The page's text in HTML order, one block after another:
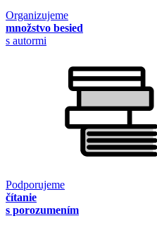
Organizujeme
množstvo besied
s autormi
Podporujeme
čítanie
s porozumením